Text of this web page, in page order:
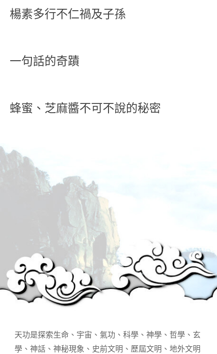
楊素多行不仁禍及子孫
一句話的奇蹟
蜂蜜、芝麻醬不可不說的秘密
天功是探索生命、宇宙、氣功、科學、神學、哲學、玄
學、神話、神秘現象、史前文明、歷屆文明、地外文明